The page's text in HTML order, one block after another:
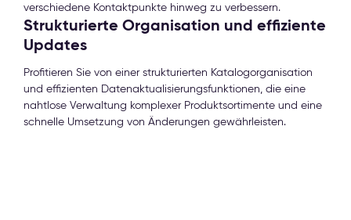
verschiedene Kontaktpunkte hinweg zu verbessern.
Strukturierte Organisation und effiziente
Updates
Profitieren Sie von einer strukturierten Katalogorganisation
und effizienten Datenaktualisierungsfunktionen, die eine
nahtlose Verwaltung komplexer Produktsortimente und eine
schnelle Umsetzung von Änderungen gewährleisten.